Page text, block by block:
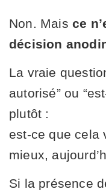
Non. Mais ce
décision
La vraie
autorisé” ou
plutôt :
est-ce que cela
mieux,
Si la présence